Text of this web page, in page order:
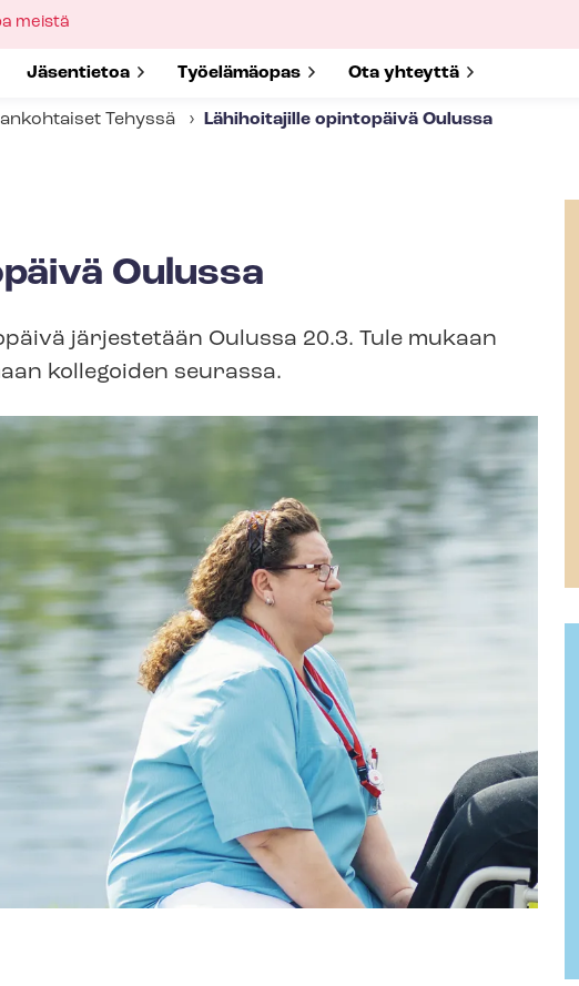
for
Show submenu for
Jäsentietoa Show submenu for
Työelämäopas Show submenu for
Ota yhteyttä
meistä
Tehyssä Lähihoitajille opintopäivä Oulussa
Oulussa
järjestetään Oulussa 20.3. Tule mukaan
kollegoiden seurassa.